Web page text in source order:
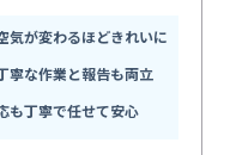
気が変わるほどきれいに
寧な作業と報告も両立
も丁寧で任せて安心